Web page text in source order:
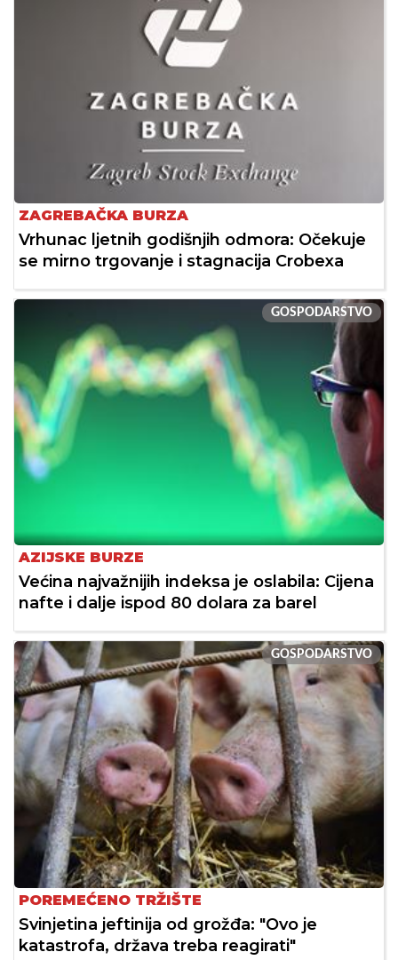
ZAGREBAČKA BURZA
Vrhunac ljetnih godišnjih odmora: Očekuje
se mirno trgovanje i stagnacija Crobexa
GOSPODARSTVO
AZIJSKE BURZE
Većina najvažnijih indeksa je oslabila: Cijena
nafte i dalje ispod 80 dolara za barel
GOSPODARSTVO
POREMEĆENO TRŽIŠTE
Svinjetina jeftinija od grožđa: "Ovo je
katastrofa, država treba reagirati"